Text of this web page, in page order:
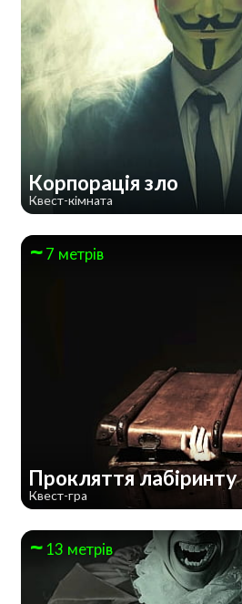
Корпорація зло
Квест-кімната
7 метрів
Прокляття лабіринту
Квест-гра
13 метрів